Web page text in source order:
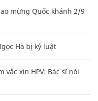
mừng Quốc khánh 2/9
Hà bị kỷ luật
xin HPV: Bác sĩ nói